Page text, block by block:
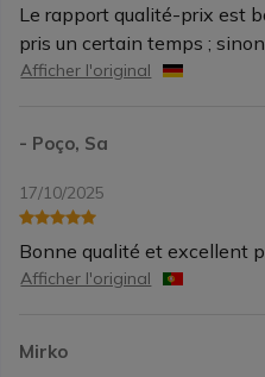
Le rapport qualité-prix est
pris un certain temps ;
Afficher l'original
- Poço, Sa
17/10/2025
Bonne qualité et excellent
Afficher l'original
Mirko